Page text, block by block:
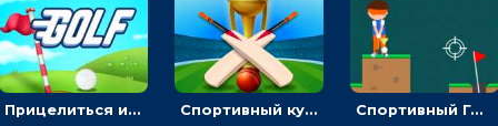
Прицелиться и выстрелить мячиком для гольфа, чтобы попасть в лунку - спортивные Спортивный кубок по крикету: отражать атаку и ударять по мячику битой Спортивный Гольф-клуб: бить клюшкой по мячу, чтобы попадать в лунку с флажком